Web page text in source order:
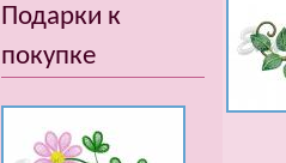
Подарки к
покупке